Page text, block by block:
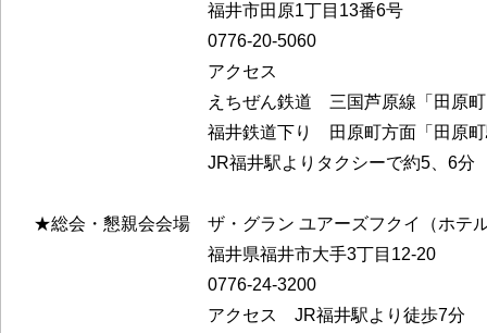
福井市田原1丁目13番6号
0776-20-5060
アクセス
えちぜん鉄道 三国芦原線「田原町」駅
福井鉄道下り 田原町方面「田原町駅」
JR福井駅よりタクシーで約5、6分
★総会・懇親会会場 ザ・グラン ユアーズフクイ（ホテ
福井県福井市大手3丁目12-20
0776-24-3200
アクセス JR福井駅より徒歩7分